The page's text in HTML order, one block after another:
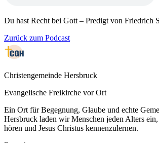
Du hast Recht bei Gott – Predigt von Friedrich
Zurück zum Podcast
Christengemeinde Hersbruck
Evangelische Freikirche vor Ort
Ein Ort für Begegnung, Glaube und echte
Hersbruck laden wir Menschen jeden Alters
hören und Jesus Christus kennenzulernen.